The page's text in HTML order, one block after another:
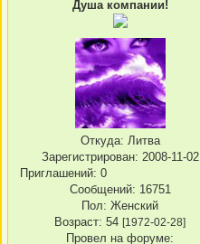
Душа компании!
Откуда: Литва
Зарегистрирован: 2008-11-02
Приглашений: 0
Сообщений: 16751
Пол: Женский
Возраст: 54 [1972-02-28]
Провел на форуме: